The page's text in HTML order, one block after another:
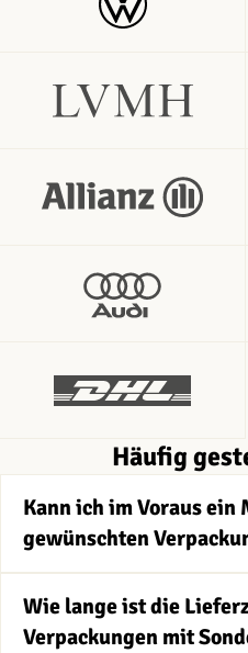
Häufig
Kann ich im Voraus ein
gewünschten
Wie lange ist die
Verpackungen mit